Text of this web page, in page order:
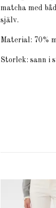
matcha med
själv.
Material: 70%
Storlek: sann i